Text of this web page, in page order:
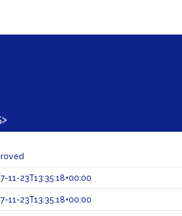
11-23T13:35:18+00:00
11-23T13:35:18+00:00